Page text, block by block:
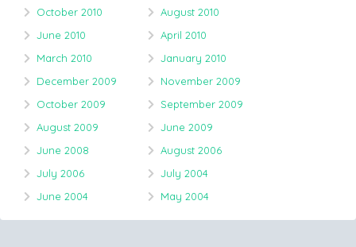
October 2010
August 2010
June 2010
April 2010
March 2010
January 2010
December 2009
November 2009
October 2009
September 2009
August 2009
June 2009
June 2008
August 2006
July 2006
July 2004
June 2004
May 2004